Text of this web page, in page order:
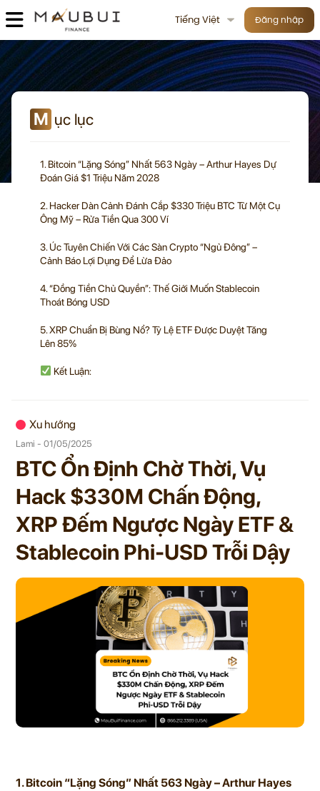
Tiếng Việt Đăng nhập
M ục lục
1. Bitcoin “Lặng Sóng” Nhất 563 Ngày – Arthur Hayes Dự
Đoán Giá $1 Triệu Năm 2028
2. Hacker Dàn Cảnh Đánh Cắp $330 Triệu BTC Từ Một Cụ
Ông Mỹ – Rửa Tiền Qua 300 Ví
3. Úc Tuyên Chiến Với Các Sàn Crypto “Ngủ Đông” –
Cảnh Báo Lợi Dụng Để Lừa Đảo
4. “Đồng Tiền Chủ Quyền”: Thế Giới Muốn Stablecoin
Thoát Bóng USD
5. XRP Chuẩn Bị Bùng Nổ? Tỷ Lệ ETF Được Duyệt Tăng
Lên 85%
Kết Luận:
Xu hướng
Lami - 01/05/2025
BTC Ổn Định Chờ Thời, Vụ
Hack $330M Chấn Động,
XRP Đếm Ngược Ngày ETF &
Stablecoin Phi-USD Trỗi Dậy
1. Bitcoin “Lặng Sóng” Nhất 563 Ngày – Arthur Hayes